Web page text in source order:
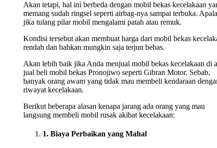
Akan tetapi, hal ini berbeda dengan mobil bekas kecelakaan
memang sudah ringsel seperti airbag-nya sampai terbuka.
jika tulang pilar mobil mengalami patah atau remuk.
Kondisi tersebut akan membuat harga dari mobil bekas
rendah dan bahkan mungkin saja terjun bebas.
Akan lebih baik jika Anda menjual mobil bekas kecelakaan di
jual beli mobil bekas Pronojiwo seperti Gibran Motor. Sebab,
banyak orang awam yang tidak mau membeli kendaraan
riwayat kecelakaan.
Berikut beberapa alasan kenapa jarang ada orang yang mau
langsung membeli mobil rusak akibat kecelakaan:
1. Biaya Perbaikan yang Mahal